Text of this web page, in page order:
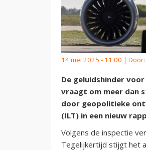
14 mei 2025 - 11:00 | Door:
De geluidshinder
vraagt om meer dan
door geopolitieke
(ILT) in een nieuw
Volgens de inspectie
Tegelijkertijd stijgt het